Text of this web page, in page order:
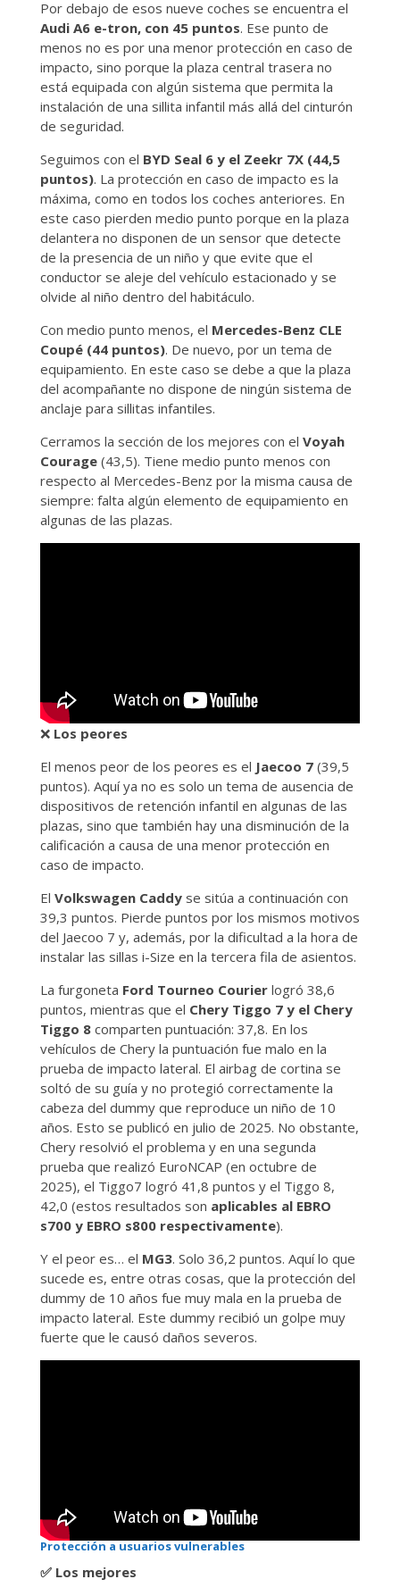
Por debajo de esos nueve coches se encuentra el
Audi A6 e-tron, con 45 puntos. Ese punto de
menos no es por una menor protección en caso de
impacto, sino porque la plaza central trasera no
está equipada con algún sistema que permita la
instalación de una sillita infantil más allá del cinturón
de seguridad.
Seguimos con el BYD Seal 6 y el Zeekr 7X (44,5
puntos). La protección en caso de impacto es la
máxima, como en todos los coches anteriores. En
este caso pierden medio punto porque en la plaza
delantera no disponen de un sensor que detecte
de la presencia de un niño y que evite que el
conductor se aleje del vehículo estacionado y se
olvide al niño dentro del habitáculo.
Con medio punto menos, el Mercedes-Benz CLE
Coupé (44 puntos). De nuevo, por un tema de
equipamiento. En este caso se debe a que la plaza
del acompañante no dispone de ningún sistema de
anclaje para sillitas infantiles.
Cerramos la sección de los mejores con el Voyah
Courage(43,5). Tiene medio punto menos con
respecto al Mercedes-Benz por la misma causa de
siempre: falta algún elemento de equipamiento en
algunas de las plazas.
❌ Los peores
El menos peor de los peores es el Jaecoo 7(39,5
puntos). Aquí ya no es solo un tema de ausencia de
dispositivos de retención infantil en algunas de las
plazas, sino que también hay una disminución de la
calificación a causa de una menor protección en
caso de impacto.
El Volkswagen Caddyse sitúa a continuación con
39,3 puntos. Pierde puntos por los mismos motivos
del Jaecoo 7 y, además, por la dificultad a la hora de
instalar las sillas i-Size en la tercera fila de asientos.
La furgoneta Ford Tourneo Courierlogró 38,6
puntos, mientras que el Chery Tiggo 7 y el Chery
Tiggo 8 comparten puntuación: 37,8. En los
vehículos de Chery la puntuación fue malo en la
prueba de impacto lateral. El airbag de cortina se
soltó de su guía y no protegió correctamente la
cabeza del dummy que reproduce un niño de 10
años. Esto se publicó en julio de 2025. No obstante,
Chery resolvió el problema y en una segunda
prueba que realizó EuroNCAP (en octubre de
2025), el Tiggo7 logró 41,8 puntos y el Tiggo 8,
42,0 (estos resultados son aplicables al EBRO
s700 y EBRO s800 respectivamente).
Y el peor es… el MG3. Solo 36,2 puntos. Aquí lo que
sucede es, entre otras cosas, que la protección del
dummy de 10 años fue muy mala en la prueba de
impacto lateral. Este dummy recibió un golpe muy
fuerte que le causó daños severos.
Protección a usuarios vulnerables
✅ Los mejores